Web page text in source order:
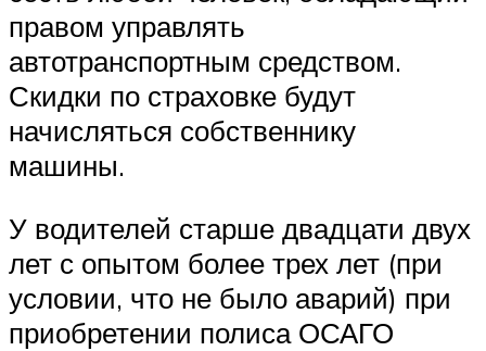
правом управлять
автотранспортным средством.
Скидки по страховке будут
начисляться собственнику
машины.
У водителей старше двадцати двух
лет с опытом более трех лет (при
условии, что не было аварий) при
приобретении полиса ОСАГО